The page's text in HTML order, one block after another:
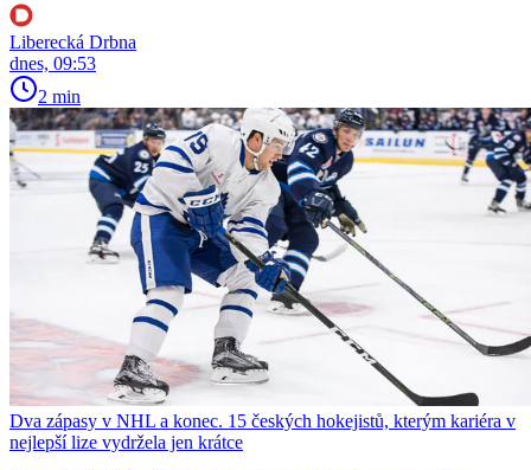
Liberecká Drbna
dnes, 09:53
2 min
Dva zápasy v NHL a konec. 15 českých hokejistů, kterým kariéra v
nejlepší lize vydržela jen krátce